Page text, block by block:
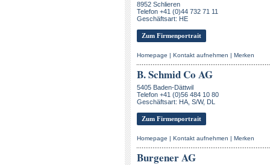
8952 Schlieren
Telefon +41 (0)44 732 71 11
Geschäftsart: HE
Zum Firmenportrait
Homepage | Kontakt aufnehmen | Merken
B. Schmid Co AG
5405 Baden-Dättwil
Telefon +41 (0)56 484 10 80
Geschäftsart: HA, S/W, DL
Zum Firmenportrait
Homepage | Kontakt aufnehmen | Merken
Burgener AG